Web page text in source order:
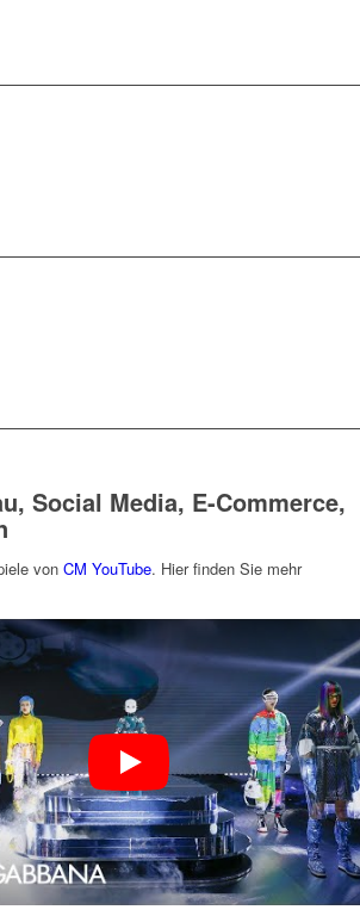
Social Media, E-Commerce,
vonCM YouTube. Hier finden Sie mehr